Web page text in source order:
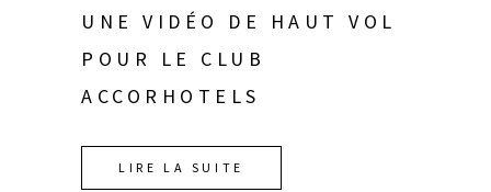
UNE VIDÉO DE HAUT VOL
POUR LE CLUB
ACCORHOTELS
LIRE LA SUITE